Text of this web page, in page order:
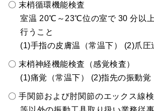
〇 末梢循環機能検査
室温 20℃～23℃位の室で 30 分以
行うこと
(1)手指の皮膚温（常温下） (2)爪圧
〇 末梢神経機能検査（感覚検査）
(1)痛覚（常温下） (2)指先の振動覚
〇 手関節および肘関節のエックス線